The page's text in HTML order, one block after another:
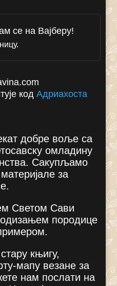
се на Вајберу!
кодАдриахоста
добре воље са
омладину
Сакупљамо
за
Светом Сави
породице
књигу,
мапу везане за
нам послати на